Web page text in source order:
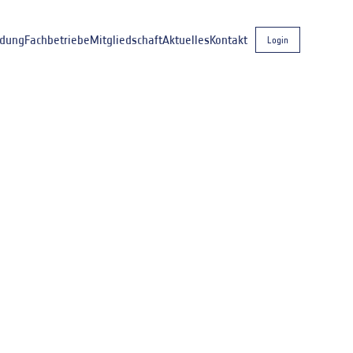
FachbetriebeMitgliedschaftAktuellesKontakt Login